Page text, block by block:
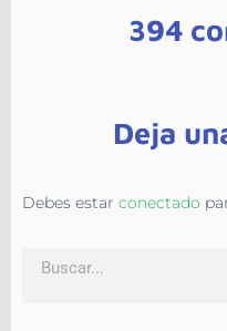
394
Deja
Debes estar conectado